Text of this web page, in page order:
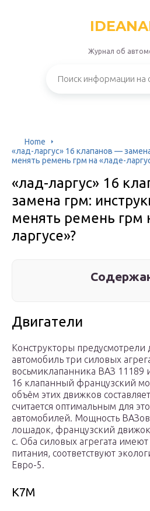
Журнал об
Home
«лад-ларгус» 16 клапанов —
менять ремень грм на «ладе-
«лад-ларгус» 16
замена грм:
менять ремень грм
ларгусе»?
Двигатели
Конструкторы предусмотрели
автомобиль три силовых
восьмиклапанника ВАЗ 11189
16 клапанный французский
объём этих движков
считается оптимальным для
автомобилей. Мощность
лошадок, французский
с. Оба силовых агрегата
питания, соответствуют
Евро-5.
К7М